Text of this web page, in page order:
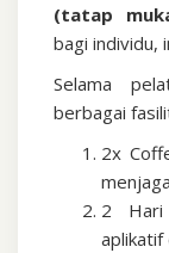
(tatap
bagi individu,
Selama
berbagai
2x
2 Hari